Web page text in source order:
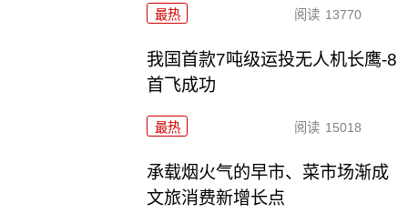
最热 阅读 13770
我国首款7吨级运投无人机长鹰-8
首飞成功
最热 阅读 15018
承载烟火气的早市、菜市场渐成
文旅消费新增长点